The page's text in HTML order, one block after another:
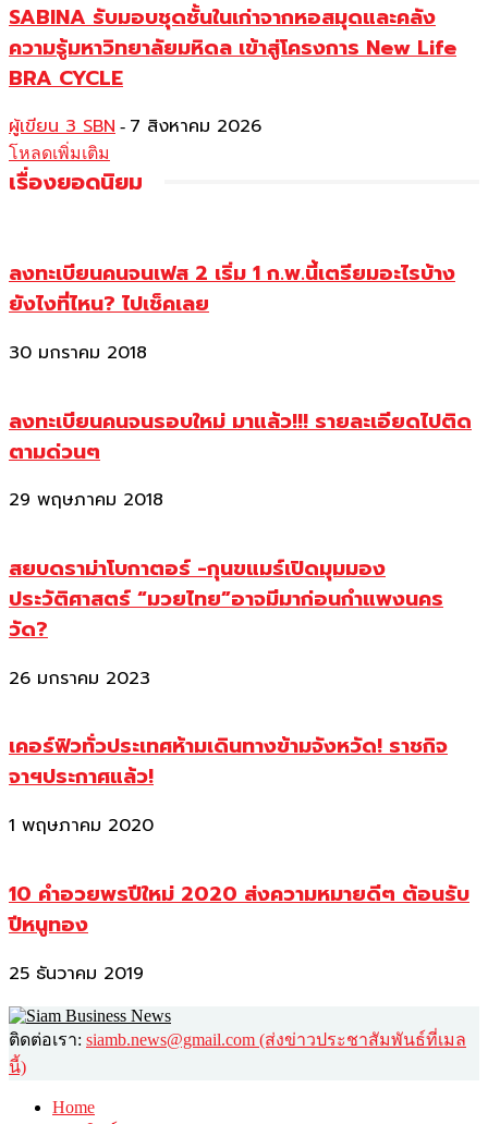
SABINA รับมอบชุดชั้นในเก่าจากหอสมุดและคลัง
ความรู้มหาวิทยาลัยมหิดล เข้าสู่โครงการ New Life
BRA CYCLE
ผู้เขียน 3 SBN - 7 สิงหาคม 2026
โหลดเพิ่มเติม
เรื่องยอดนิยม
ลงทะเบียนคนจนเฟส 2 เริ่ม 1 ก.พ.นี้เตรียมอะไรบ้าง
ยังไงที่ไหน? ไปเช็คเลย
30 มกราคม 2018
ลงทะเบียนคนจนรอบใหม่ มาแล้ว!!! รายละเอียดไปติด
ตามด่วนๆ
29 พฤษภาคม 2018
สยบดราม่าโบกาตอร์ -กุนขแมร์เปิดมุมมอง
ประวัติศาสตร์ “มวยไทย”อาจมีมาก่อนกำแพงนคร
วัด?
26 มกราคม 2023
เคอร์ฟิวทั่วประเทศห้ามเดินทางข้ามจังหวัด! ราชกิจ
จาฯประกาศแล้ว!
1 พฤษภาคม 2020
10 คำอวยพรปีใหม่ 2020 ส่งความหมายดีๆ ต้อนรับ
ปีหนูทอง
25 ธันวาคม 2019
ติดต่อเรา: siamb.news@gmail.com (ส่งข่าวประชาสัมพันธ์ที่เมล
นี้)
Home